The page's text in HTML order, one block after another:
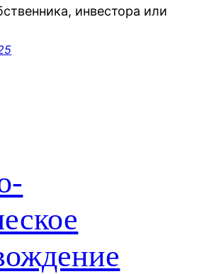
инвестора или